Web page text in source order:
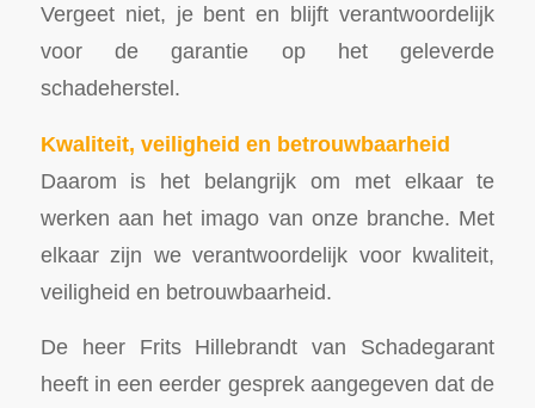
Vergeet niet, je bent en blijft verantwoordelijk
voor de garantie op het geleverde
schadeherstel.
Kwaliteit, veiligheid en betrouwbaarheid
Daarom is het belangrijk om met elkaar te
werken aan het imago van onze branche. Met
elkaar zijn we verantwoordelijk voor kwaliteit,
veiligheid en betrouwbaarheid.
De heer Frits Hillebrandt van Schadegarant
heeft in een eerder gesprek aangegeven dat de